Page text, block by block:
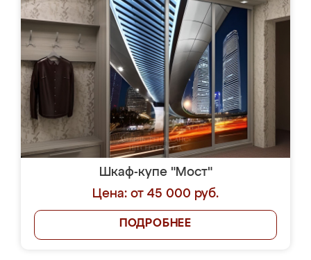
Шкаф-купе "Мост"
Цена: от 45 000 руб.
ПОДРОБНЕЕ